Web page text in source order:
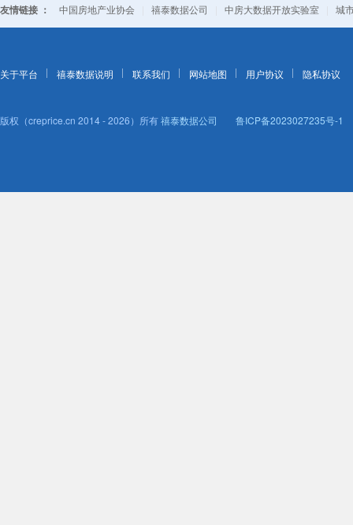
友情链接 ： 中国房地产业协会 禧泰数据公司 中房大数据开放实验室 城
关于平台 禧泰数据说明 联系我们 网站地图 用户协议 隐私协议
版权（creprice.cn 2014 - 2026）所有禧泰数据公司 鲁ICP备2023027235号-1